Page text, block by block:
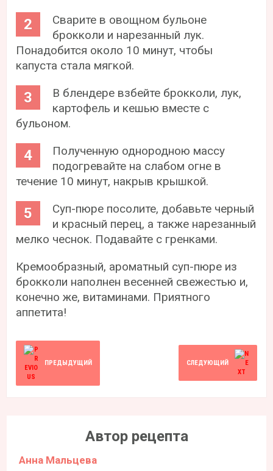
Сварите в овощном бульоне
брокколи и нарезанный лук.
Понадобится около 10 минут, чтобы
капуста стала мягкой.
В блендере взбейте брокколи, лук,
картофель и кешью вместе с
бульоном.
Полученную однородною массу
подогревайте на слабом огне в
течение 10 минут, накрыв крышкой.
Суп-пюре посолите, добавьте черный
и красный перец, а также нарезанный
мелко чеснок. Подавайте с гренками.
Кремообразный, ароматный суп-пюре из
брокколи наполнен весенней свежестью и,
конечно же, витаминами. Приятного
аппетита!
ПРЕДЫДУЩИЙ СЛЕДУЮЩИЙ
Автор рецепта
Анна Мальцева